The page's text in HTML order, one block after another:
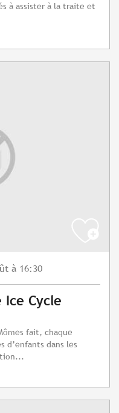
à assister à la traite et
à 16:30
Ice Cycle
fait, chaque
d’enfants dans les